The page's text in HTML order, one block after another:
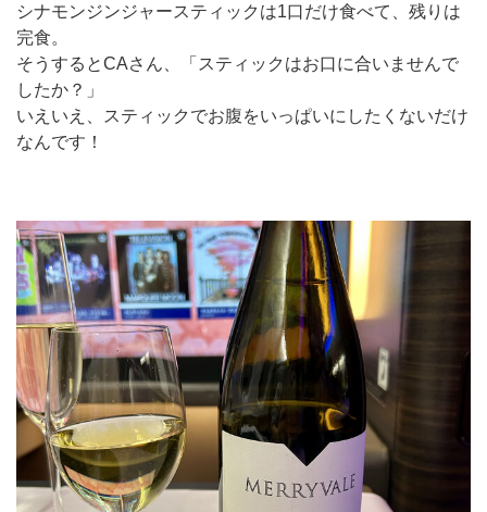
シナモンジンジャースティックは1口だけ食べて、残りは
完食。
そうするとCAさん、「スティックはお口に合いませんで
したか？」
いえいえ、スティックでお腹をいっぱいにしたくないだけ
なんです！